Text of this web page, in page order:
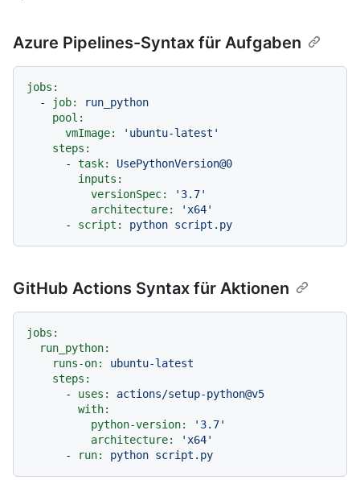
Azure Pipelines-Syntax für Aufgaben
jobs:
-
job:
run_python
pool:
vmImage:
'ubuntu-latest'
steps:
-
task:
UsePythonVersion@0
inputs:
versionSpec:
'3.7'
architecture:
'x64'
-
script: python script.py
GitHub Actions Syntax für Aktionen
jobs:
run_python:
runs-on:
ubuntu-latest
steps:
-
uses:
actions/setup-python@v5
with:
python-version:
'3.7'
architecture:
'x64'
-
run: python script.py